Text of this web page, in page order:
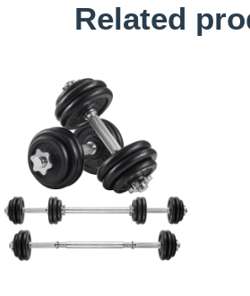
Related